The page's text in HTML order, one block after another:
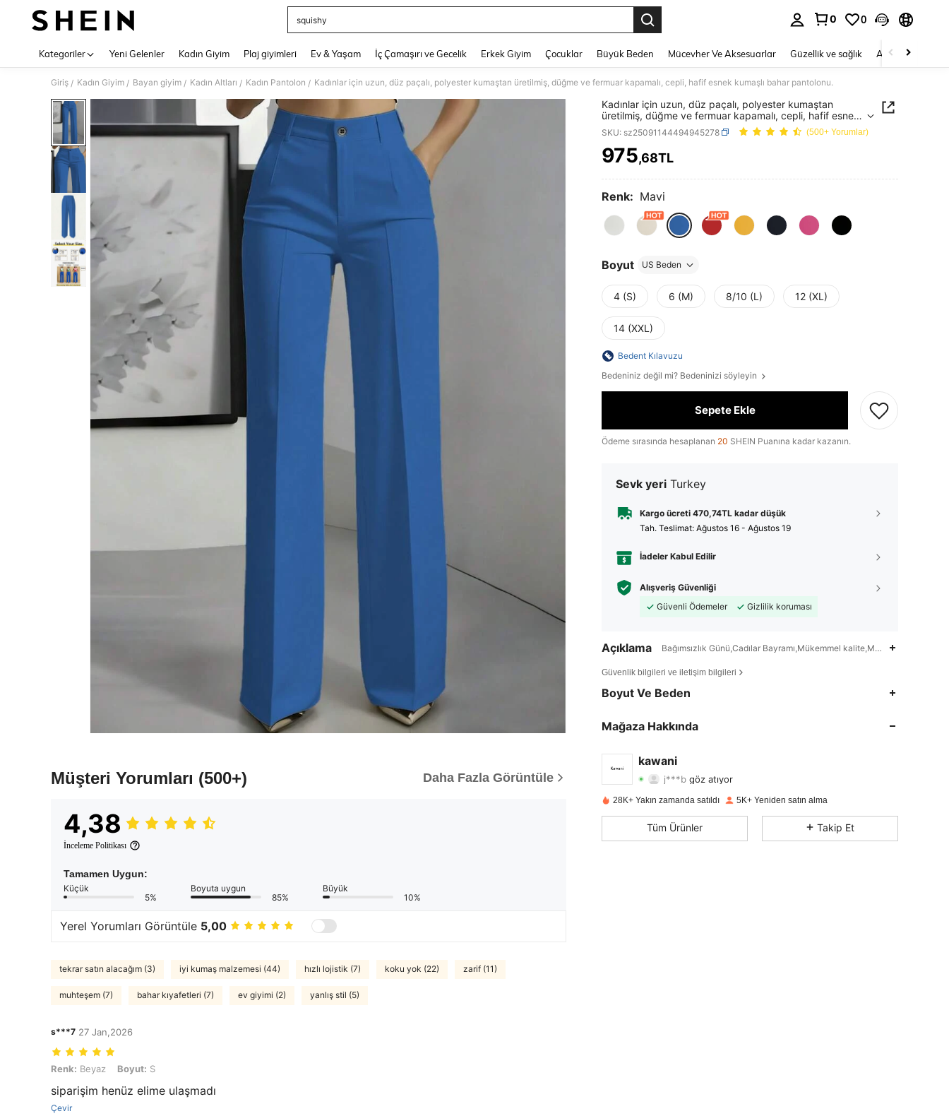
squishy
0 0
Kategoriler Yeni Gelenler Kadın Giyim Plaj giyimleri Ev & Yaşam İç Çamaşırı ve Gecelik Erkek Giyim Çocuklar Büyük Beden Mücevher Ve Aksesuarlar Güzellik ve sağlık Ayakkabı
Giriş / Kadın Giyim / Bayan giyim / Kadın Altları / Kadın Pantolon / Kadınlar için uzun, düz paçalı, polyester kumaştan üretilmiş, düğme ve fermuar kapamalı, cepli, hafif esnek kumaşlı bahar pantolonu.
Müşteri Yorumları (500+) Daha Fazla Görüntüle
4,38
İnceleme Politikası
Tamamen Uygun:
Küçük
5%
Boyuta uygun
85%
Büyük
10%
Yerel Yorumları Görüntüle 5,00
tekrar satın alacağım (3) iyi kumaş malzemesi (44) hızlı lojistik (7) koku yok (22) zarif (11)
muhteşem (7) bahar kıyafetleri (7) ev giyimi (2) yanlış stil (5)
s***7 27 Jan,2026
Renk: Beyaz, Boyut: S
Renk: Beyaz Boyut: S
siparişim henüz elime ulaşmadı
Çevir
Kadınlar için uzun, düz paçalı, polyester kumaştan
üretilmiş, düğme ve fermuar kapamalı, cepli, hafif esnek
kumaşlı bahar pantolonu.
SKU: sz25091144494945278 (500+ Yorumlar)
PRICE AND AVAILABILITY
975,68TL
Renk: Mavi
Boyut US Beden
4 (S) 6 (M) 8/10 (L) 12 (XL)
14 (XXL)
Bedent Kılavuzu
Bedeniniz değil mi? Bedeninizi söyleyin
Sepete Ekle
Ödeme sırasında hesaplanan 20 SHEIN Puanına kadar kazanın.
Sevk yeri Turkey
Kargo ücreti 470,74TL kadar düşük
Tah. Teslimat: Ağustos 16 - Ağustos 19
İadeler Kabul Edilir
Alışveriş Güvenliği
Güvenli Ödemeler
Gizlilik koruması
Açıklama Bağımsızlık Günü,Cadılar Bayramı,Mükemmel kalite,Makinede yıkama
Güvenlik bilgileri ve iletişim bilgileri
Boyut Ve Beden
Mağaza Hakkında
kawani
j***b
4,63 Derecelendirme
4,63 17 2.1K
28K+ Yakın zamanda satıldı 5K+ Yeniden satın alma
Tüm Ürünler Takip Et